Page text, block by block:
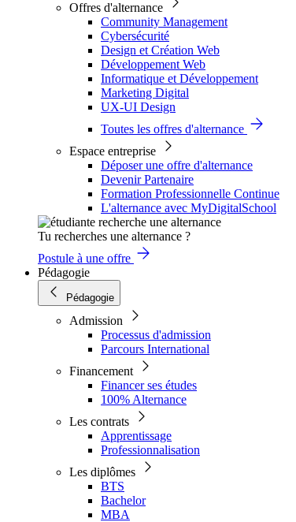
Offres d'alternance
Community Management
Cybersécurité
Design et Création Web
Développement Web
Informatique et Développement
Marketing Digital
UX-UI Design
Toutes les offres d'alternance
Espace entreprise
Déposer une offre d'alternance
Devenir Partenaire
Formation Professionnelle Continue
L'alternance avec MyDigitalSchool
Tu recherches une alternance ?
Postule à une offre
Pédagogie
Pédagogie
Admission
Processus d'admission
Parcours International
Financement
Financer ses études
100% Alternance
Les contrats
Apprentissage
Professionnalisation
Les diplômes
BTS
Bachelor
MBA